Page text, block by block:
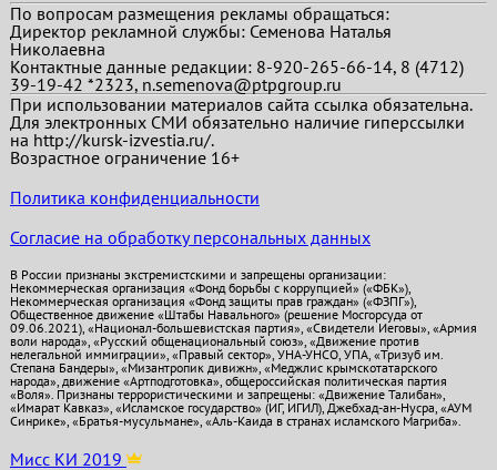
По вопросам размещения рекламы обращаться:
Директор рекламной службы: Семенова Наталья
Николаевна
Контактные данные редакции: 8-920-265-66-14, 8 (4712)
39-19-42 *2323, n.semenova@ptpgroup.ru
При использовании материалов сайта ссылка обязательна.
Для электронных СМИ обязательно наличие гиперссылки
на http://kursk-izvestia.ru/.
Возрастное ограничение 16+
Политика конфиденциальности
Согласие на обработку персональных данных
В России признаны экстремистскими и запрещены организации:
Некоммерческая организация «Фонд борьбы с коррупцией» («ФБК»),
Некоммерческая организация «Фонд защиты прав граждан» («ФЗПГ»),
Общественное движение «Штабы Навального» (решение Мосгорсуда от
09.06.2021), «Национал-большевистская партия», «Свидетели Иеговы», «Армия
воли народа», «Русский общенациональный союз», «Движение против
нелегальной иммиграции», «Правый сектор», УНА-УНСО, УПА, «Тризуб им.
Степана Бандеры», «Мизантропик дивижн», «Меджлис крымскотатарского
народа», движение «Артподготовка», общероссийская политическая партия
«Воля». Признаны террористическими и запрещены: «Движение Талибан»,
«Имарат Кавказ», «Исламское государство» (ИГ, ИГИЛ), Джебхад-ан-Нусра, «АУМ
Синрике», «Братья-мусульмане», «Аль-Каида в странах исламского Магриба».
Мисс КИ 2019